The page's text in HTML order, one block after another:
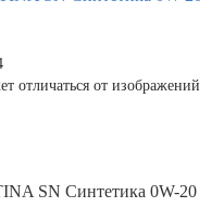
отличаться от изображений